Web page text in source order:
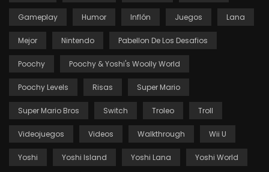
Gameplay Humor Inflón Juegos Lana
Mejor Nintendo Pabellon De Los Desafios
Poochy Poochy & Yoshi's Woolly World
Poochy Levels Risas Super Mario
Super Mario Bros Switch Troleo Troll
Videojuegos Videos Walkthrough Wii U
Yoshi Yoshi Island Yoshi Lana Yoshi World